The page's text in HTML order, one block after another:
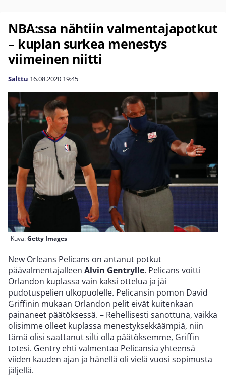
NBA:ssa nähtiin valmentajapotkut
– kuplan surkea menestys
viimeinen niitti
Salttu 16.08.2020 19:45
Kuva:Getty Images
New Orleans Pelicans on antanut potkut
päävalmentajalleen Alvin Gentrylle. Pelicans voitti
Orlandon kuplassa vain kaksi ottelua ja jäi
pudotuspelien ulkopuolelle. Pelicansin pomon David
Griffinin mukaan Orlandon pelit eivät kuitenkaan
painaneet päätöksessä. – Rehellisesti sanottuna, vaikka
olisimme olleet kuplassa menestyksekkäämpiä, niin
tämä olisi saattanut silti olla päätöksemme, Griffin
totesi. Gentry ehti valmentaa Pelicansia yhteensä
viiden kauden ajan ja hänellä oli vielä vuosi sopimusta
jäljellä.